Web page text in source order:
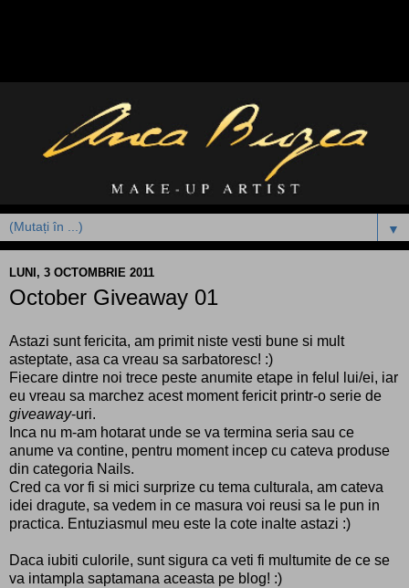
▼
LUNI, 3 OCTOMBRIE 2011
October Giveaway 01
Astazi sunt fericita, am primit niste vesti bune si mult
asteptate, asa ca vreau sa sarbatoresc! :)
Fiecare dintre noi trece peste anumite etape in felul lui/ei, iar
eu vreau sa marchez acest moment fericit printr-o serie de
giveaway-uri.
Inca nu m-am hotarat unde se va termina seria sau ce
anume va contine, pentru moment incep cu cateva produse
din categoria Nails.
Cred ca vor fi si mici surprize cu tema culturala, am cateva
idei dragute, sa vedem in ce masura voi reusi sa le pun in
practica. Entuziasmul meu este la cote inalte astazi :)
Daca iubiti culorile, sunt sigura ca veti fi multumite de ce se
va intampla saptamana aceasta pe blog! :)